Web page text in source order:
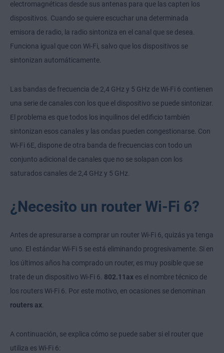
electromagnéticas desde sus antenas para que las capten los
dispositivos. Cuando se quiere escuchar una determinada
emisora de radio, la radio sintoniza en el canal que se desea.
Funciona igual que con Wi-Fi, salvo que los dispositivos se
sintonizan automáticamente.
Las bandas de frecuencia de 2,4 GHz y 5 GHz de Wi-Fi 6 contienen
una serie de canales con los que el dispositivo se puede sintonizar.
El problema es que todos los inquilinos del edificio también
sintonizan esos canales y las ondas pueden congestionarse. Con
Wi-Fi 6E, dispone de otra banda de frecuencias con todo un
conjunto adicional de canales que no se solapan con los
saturados canales de 2,4 GHz y 5 GHz.
¿Necesito un router Wi-Fi 6?
Antes de apresurarse a comprar un router Wi-Fi 6, quizás ya tenga
uno. El estándar Wi-Fi 5 se está eliminando progresivamente. Si en
los últimos años ha comprado un router, es muy posible que se
trate de un dispositivo Wi-Fi 6. 802.11ax es el nombre técnico de
los routers Wi-Fi 6. Por este motivo, en ocasiones se denominan
routers ax.
A continuación, se explica cómo se puede saber si el router que
utiliza es Wi-Fi 6: